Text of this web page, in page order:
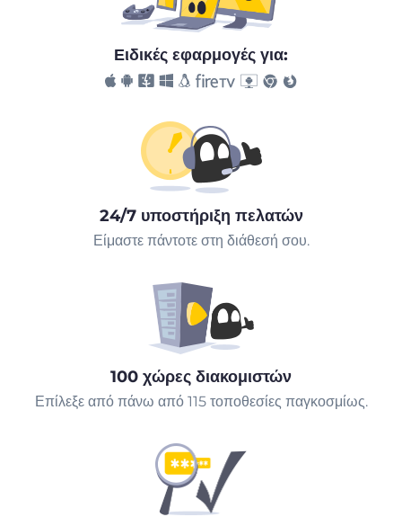
Ειδικές εφαρμογές για:
24/7 υποστήριξη πελατών
Είμαστε πάντοτε στη διάθεσή σου.
100 χώρες διακομιστών
Επίλεξε από πάνω από 115 τοποθεσίες παγκοσμίως.